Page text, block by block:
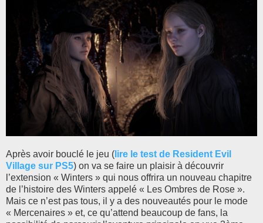
Après avoir bouclé le jeu ( lire le test de Resident Evil
Village sur PS5) on va se faire un plaisir à découvrir
l’extension « Winters » qui nous offrira un nouveau chapitre
de l’histoire des Winters appelé « Les Ombres de Rose ».
Mais ce n’est pas tous, il y a des nouveautés pour le mode
« Mercenaires » et, ce qu’attend beaucoup de fans, la